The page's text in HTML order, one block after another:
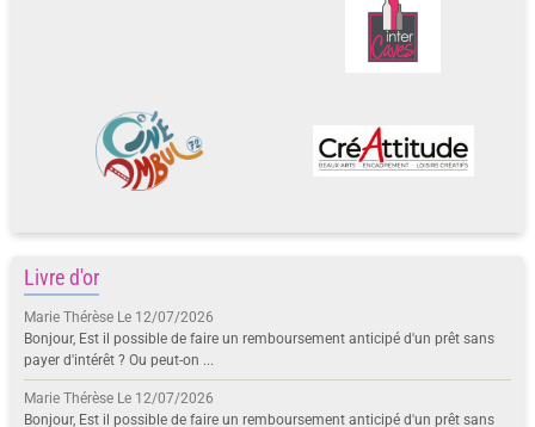
Livre d'or
Marie Thérèse Le 12/07/2026
Bonjour, Est il possible de faire un remboursement anticipé d'un prêt sans
payer d'intérêt ? Ou peut-on ...
Marie Thérèse Le 12/07/2026
Bonjour, Est il possible de faire un remboursement anticipé d'un prêt sans